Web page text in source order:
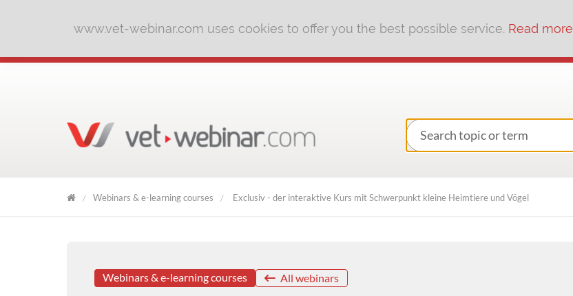
www.vet-webinar.com uses cookies to offer you the best possible service. Read more
Webinars & e-learning courses Exclusiv - der interaktive Kurs mit Schwerpunkt kleine Heimtiere und Vögel
Webinars & e-learning courses All webinars